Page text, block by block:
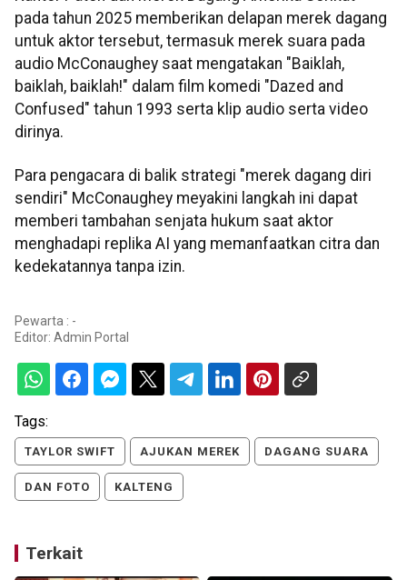
pada tahun 2025 memberikan delapan merek dagang
untuk aktor tersebut, termasuk merek suara pada
audio McConaughey saat mengatakan "Baiklah,
baiklah, baiklah!" dalam film komedi "Dazed and
Confused" tahun 1993 serta klip audio serta video
dirinya.
Para pengacara di balik strategi "merek dagang diri
sendiri" McConaughey meyakini langkah ini dapat
memberi tambahan senjata hukum saat aktor
menghadapi replika AI yang memanfaatkan citra dan
kedekatannya tanpa izin.
Pewarta : -
Editor: Admin Portal
Tags:
TAYLOR SWIFT AJUKAN MEREK DAGANG SUARA
DAN FOTO KALTENG
Terkait